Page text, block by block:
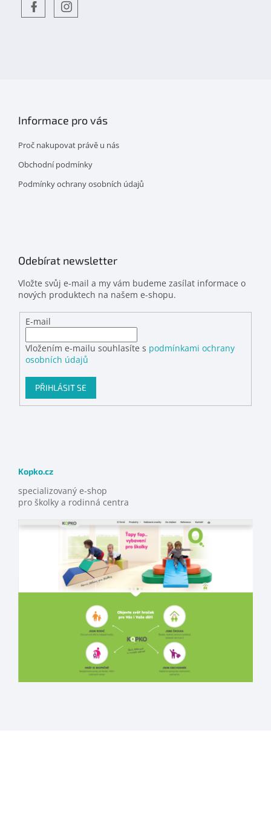
Informace pro vás
Proč nakupovat právě u nás
Obchodní podmínky
Podmínky ochrany osobních údajů
Odebírat newsletter
Vložte svůj e-mail a my vám budeme zasílat informace o
nových produktech na našem e-shopu.
E-mail
Vložením e-mailu souhlasíte s podmínkami ochrany
osobních údajů
PŘIHLÁSIT SE
Kopko.cz
specializovaný e-shop
pro školky a rodinná centra